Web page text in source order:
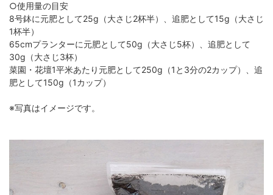
○使用量の目安
8号鉢に元肥として25g（大さじ2杯半）、追肥として15g（大さじ
1杯半）
65cmプランターに元肥として50g（大さじ5杯）、追肥として
30g（大さじ3杯）
菜園・花壇1平米あたり元肥として250g（1と3分の2カップ）、追
肥として150g（1カップ）
※写真はイメージです。